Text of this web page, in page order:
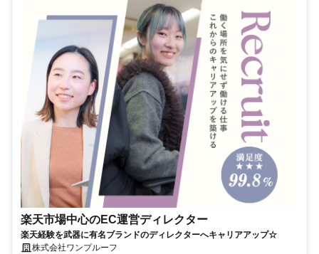
楽天市場中心のEC運営ディレクター
楽天経験を武器に有名ブランドのディレクターへキャリアアップ☆
株式会社ワンプルーフ